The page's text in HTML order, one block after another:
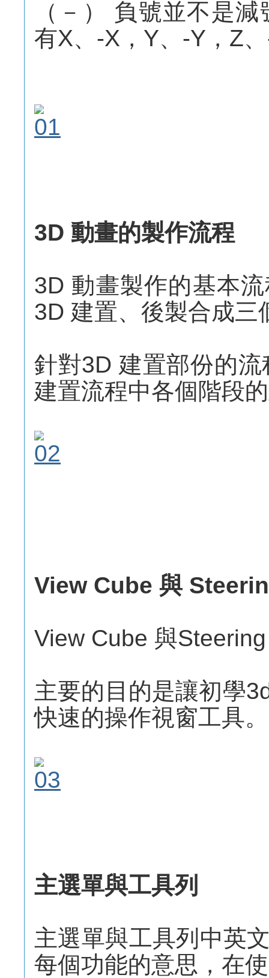
（－） 負號並不是
有X、-X，Y、-Y，Z
3D 動畫的製作流程
3D 動畫製作的基本
3D 建置、後製合成三
針對3D 建置部份的
建置流程中各個階段
View Cube 與
View Cube 與
主要的目的是讓初學
快速的操作視窗工具。
主選單與工具列
主選單與工具列中英
每個功能的意思，在